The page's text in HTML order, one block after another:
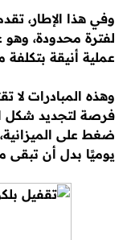
وفي هذا الإطار،
لفترة محدودة،
عملية أنيقة بتكلفة
وهذه المبادرات لا
فرصة لتجديد شكل
ضغط على
يوميًا بدل أن